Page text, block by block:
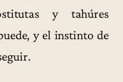
y tahúres
y el instinto de